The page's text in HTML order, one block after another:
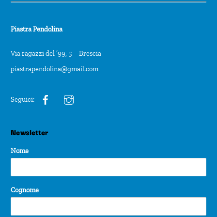
Piastra Pendolina
Via ragazzi del ’99, 5 – Brescia
piastrapendolina@gmail.com
Seguici:
Newsletter
Nome
Cognome